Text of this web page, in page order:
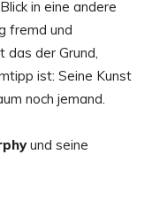
in eine andere
fremd und
das der Grund,
ist: Seine Kunst
noch jemand.
und seine